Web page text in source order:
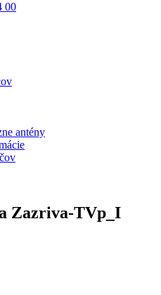
00
antény
Zazriva-TVp_I